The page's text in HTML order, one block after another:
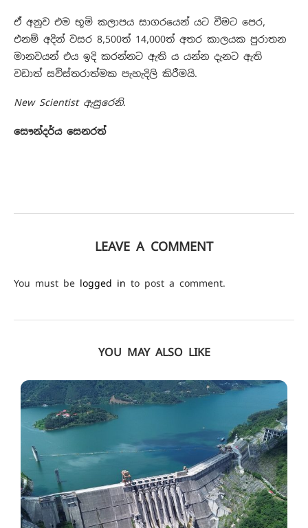
ඒ අනුව එම භූමි කලාපය සාගරයෙන් යට වීමට පෙර,
එනම් අදින් වසර 8,500ත් 14,000ත් අතර කාලයක පුරාතන
මානවයන් එය ඉදි කරන්නට ඇති ය යන්න දැනට ඇති
වඩාත් සවිස්තරාත්මක පැහැදිලි කිරීමයි.
New Scientist ඇසුරෙනි.
සෞන්දර්ය සෙනරත්
LEAVE A COMMENT
You must be logged in to post a comment.
YOU MAY ALSO LIKE